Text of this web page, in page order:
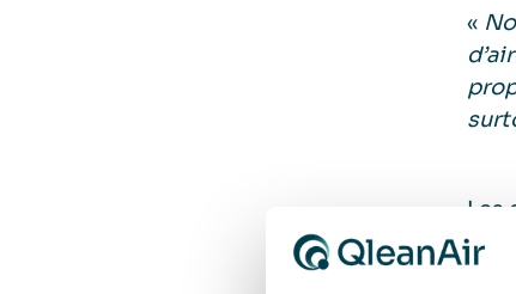
«
Les